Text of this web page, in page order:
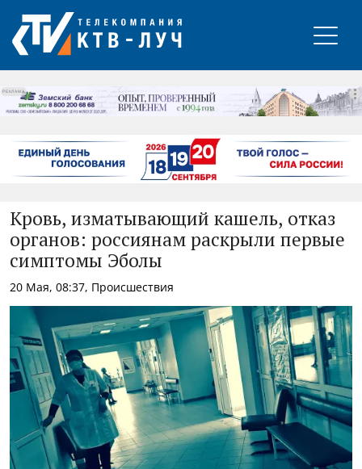
РЕКЛАМА
Кровь, изматывающий кашель, отказ
органов: россиянам раскрыли первые
симптомы Эболы
20 Мая, 08:37, Происшествия